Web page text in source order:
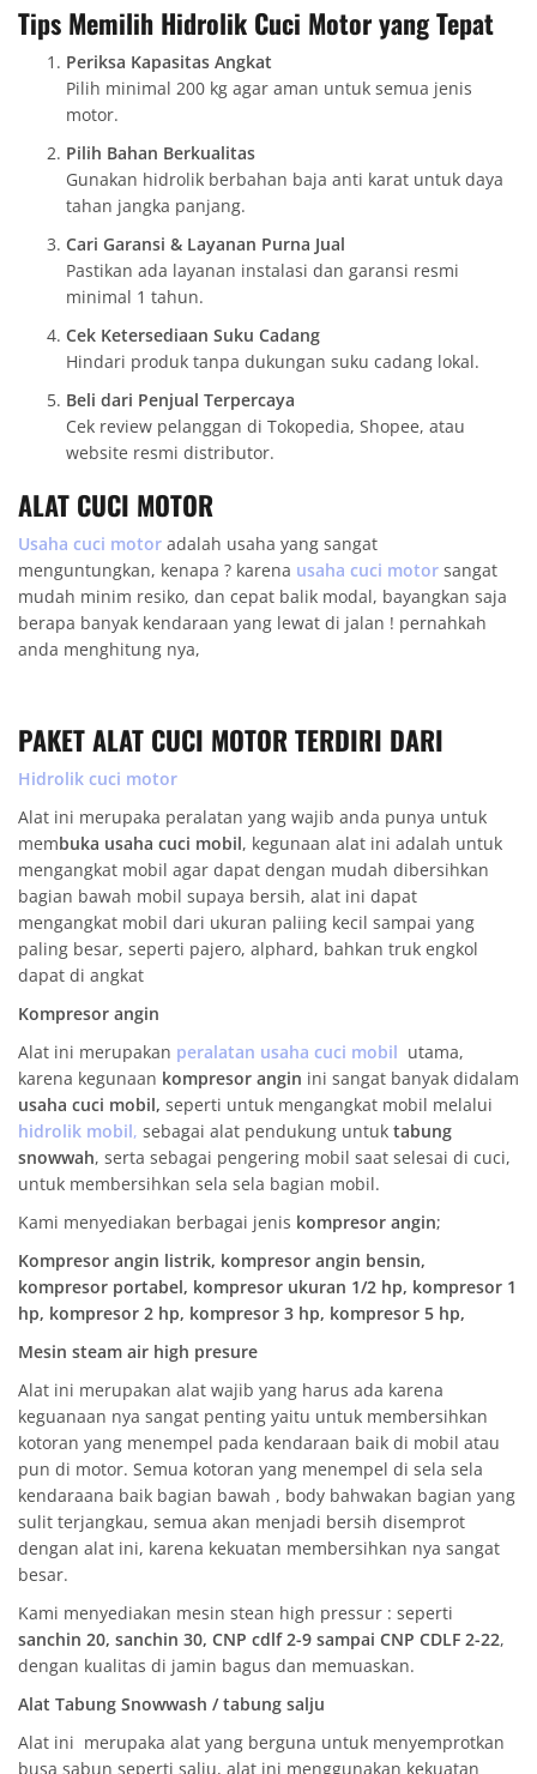
Tips Memilih Hidrolik Cuci Motor yang Tepat
Periksa Kapasitas Angkat
Pilih minimal 200 kg agar aman untuk semua jenis
motor.
Pilih Bahan Berkualitas
Gunakan hidrolik berbahan baja anti karat untuk daya
tahan jangka panjang.
Cari Garansi & Layanan Purna Jual
Pastikan ada layanan instalasi dan garansi resmi
minimal 1 tahun.
Cek Ketersediaan Suku Cadang
Hindari produk tanpa dukungan suku cadang lokal.
Beli dari Penjual Terpercaya
Cek review pelanggan di Tokopedia, Shopee, atau
website resmi distributor.
ALAT CUCI MOTOR
Usaha cuci motor adalah usaha yang sangat
menguntungkan, kenapa ? karena usaha cuci motor sangat
mudah minim resiko, dan cepat balik modal, bayangkan saja
berapa banyak kendaraan yang lewat di jalan ! pernahkah
anda menghitung nya,
PAKET ALAT CUCI MOTOR TERDIRI DARI
Hidrolik cuci motor
Alat ini merupaka peralatan yang wajib anda punya untuk
membuka usaha cuci mobil, kegunaan alat ini adalah untuk
mengangkat mobil agar dapat dengan mudah dibersihkan
bagian bawah mobil supaya bersih, alat ini dapat
mengangkat mobil dari ukuran paliing kecil sampai yang
paling besar, seperti pajero, alphard, bahkan truk engkol
dapat di angkat
Kompresor angin
Alat ini merupakan peralatan usaha cuci mobil utama,
karena kegunaan kompresor angin ini sangat banyak didalam
usaha cuci mobil, seperti untuk mengangkat mobil melalui
hidrolik mobil, sebagai alat pendukung untuk tabung
snowwah, serta sebagai pengering mobil saat selesai di cuci,
untuk membersihkan sela sela bagian mobil.
Kami menyediakan berbagai jenis kompresor angin;
Kompresor angin listrik, kompresor angin bensin,
kompresor portabel, kompresor ukuran 1/2 hp, kompresor 1
hp, kompresor 2 hp, kompresor 3 hp, kompresor 5 hp,
Mesin steam air high presure
Alat ini merupakan alat wajib yang harus ada karena
keguanaan nya sangat penting yaitu untuk membersihkan
kotoran yang menempel pada kendaraan baik di mobil atau
pun di motor. Semua kotoran yang menempel di sela sela
kendaraana baik bagian bawah , body bahwakan bagian yang
sulit terjangkau, semua akan menjadi bersih disemprot
dengan alat ini, karena kekuatan membersihkan nya sangat
besar.
Kami menyediakan mesin stean high pressur : seperti
sanchin 20, sanchin 30, CNP cdlf 2-9 sampai CNP CDLF 2-22,
dengan kualitas di jamin bagus dan memuaskan.
Alat Tabung Snowwash / tabung salju
Alat ini merupaka alat yang berguna untuk menyemprotkan
busa sabun seperti salju, alat ini menggunakan kekuatan